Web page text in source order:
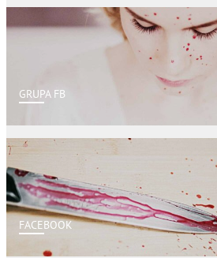
GRUPA FB
FACEBOOK